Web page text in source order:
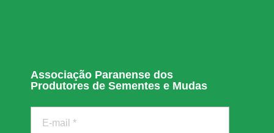
s
e
Associação Paranense dos
Produtores de Sementes e Mudas